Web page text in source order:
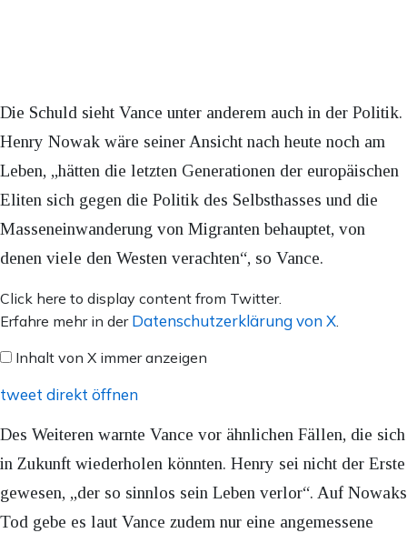
Die Schuld sieht Vance unter anderem auch in der Politik.
Henry Nowak wäre seiner Ansicht nach heute noch am
Leben, „hätten die letzten Generationen der europäischen
Eliten sich gegen die Politik des Selbsthasses und die
Masseneinwanderung von Migranten behauptet, von
denen viele den Westen verachten“, so Vance.
Inhalt
von
anzeigen
Click here to display content from Twitter.
Erfahre mehr in der Datenschutzerklärung von X.
Inhalt von X immer anzeigen
tweet direkt öffnen
Des Weiteren warnte Vance vor ähnlichen Fällen, die sich
in Zukunft wiederholen könnten. Henry sei nicht der Erste
gewesen, „der so sinnlos sein Leben verlor“. Auf Nowaks
Tod gebe es laut Vance zudem nur eine angemessene